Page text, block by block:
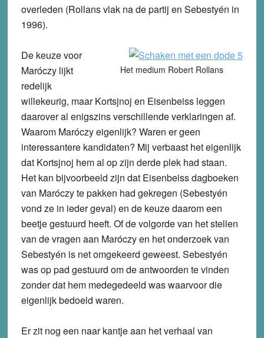
overleden (Rollans vlak na de partij en Sebestyén in
1996).
Het medium Robert Rollans
De keuze voor
Maróczy lijkt
redelijk
willekeurig, maar Kortsjnoj en Eisenbeiss leggen
daarover al enigszins verschillende verklaringen af.
Waarom Maróczy eigenlijk? Waren er geen
interessantere kandidaten? Mij verbaast het eigenlijk
dat Kortsjnoj hem al op zijn derde plek had staan.
Het kan bijvoorbeeld zijn dat Eisenbeiss dagboeken
van Maróczy te pakken had gekregen (Sebestyén
vond ze in ieder geval) en de keuze daarom een
beetje gestuurd heeft. Of de volgorde van het stellen
van de vragen aan Maróczy en het onderzoek van
Sebestyén is net omgekeerd geweest. Sebestyén
was op pad gestuurd om de antwoorden te vinden
zonder dat hem medegedeeld was waarvoor die
eigenlijk bedoeld waren.
Er zit nog een naar kantje aan het verhaal van